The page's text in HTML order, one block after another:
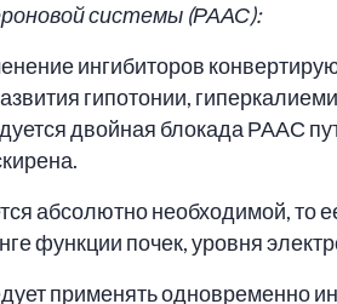
системы (РААС):
ингибиторов
гипотонии,
двойная блокада РААС
абсолютно необходимой, то
функции почек, уровня
применять одновременно